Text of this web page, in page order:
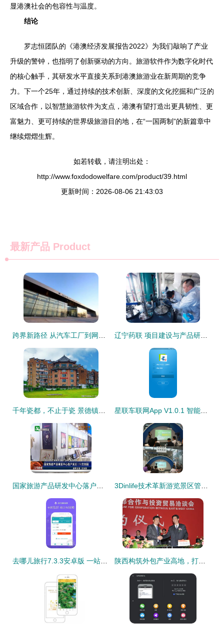
显港澳社会的包容性与温度。
结论
罗志恒团队的《港澳经济发展报告2022》为我们敲响了产业
升级的警钟，也指明了创新驱动的方向。旅游软件作为数字化时代
的核心触手，其研发水平直接关系到港澳旅游业在新周期的竞争
力。下一个25年，通过持续的技术创新、深度的文化挖掘和广泛的
区域合作，以智慧旅游软件为支点，港澳有望打造出更具韧性、更
富魅力、更可持续的世界级旅游目的地，在“一国两制”的新篇章中
继续熠熠生辉。
如若转载，请注明出处：
http://www.foxdodowelfare.com/product/39.html
更新时间：2026-08-06 21:43:03
最新产品 Product